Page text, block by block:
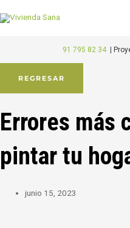
al
91 795 82 34 |
REGRESAR
Errores más
pintar tu
junio 15, 2023